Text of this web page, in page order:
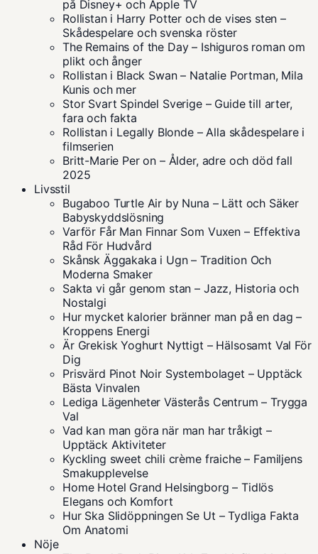
på Disney+ och Apple TV
Rollistan i Harry Potter och de vises sten –
Skådespelare och svenska röster
The Remains of the Day – Ishiguros roman om
plikt och ånger
Rollistan i Black Swan – Natalie Portman, Mila
Kunis och mer
Stor Svart Spindel Sverige – Guide till arter,
fara och fakta
Rollistan i Legally Blonde – Alla skådespelare i
filmserien
Britt-Marie Per on – Ålder, adre och död fall
2025
Livsstil
Bugaboo Turtle Air by Nuna – Lätt och Säker
Babyskyddslösning
Varför Får Man Finnar Som Vuxen – Effektiva
Råd För Hudvård
Skånsk Äggakaka i Ugn – Tradition Och
Moderna Smaker
Sakta vi går genom stan – Jazz, Historia och
Nostalgi
Hur mycket kalorier bränner man på en dag –
Kroppens Energi
Är Grekisk Yoghurt Nyttigt – Hälsosamt Val För
Dig
Prisvärd Pinot Noir Systembolaget – Upptäck
Bästa Vinvalen
Lediga Lägenheter Västerås Centrum – Trygga
Val
Vad kan man göra när man har tråkigt –
Upptäck Aktiviteter
Kyckling sweet chili crème fraiche – Familjens
Smakupplevelse
Home Hotel Grand Helsingborg – Tidlös
Elegans och Komfort
Hur Ska Slidöppningen Se Ut – Tydliga Fakta
Om Anatomi
Nöje